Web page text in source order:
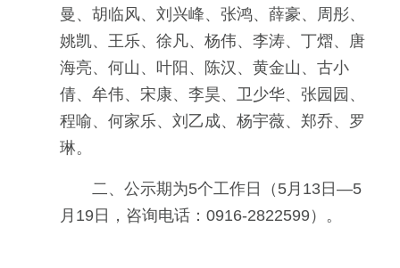
曼、胡临风、刘兴峰、张鸿、薛豪、周彤、
姚凯、王乐、徐凡、杨伟、李涛、丁熠、唐
海亮、何山、叶阳、陈汉、黄金山、古小
倩、牟伟、宋康、李昊、卫少华、张园园、
程喻、何家乐、刘乙成、杨宇薇、郑乔、罗
琳。
二、公示期为5个工作日（5月13日—5
月19日，咨询电话：0916-2822599）。